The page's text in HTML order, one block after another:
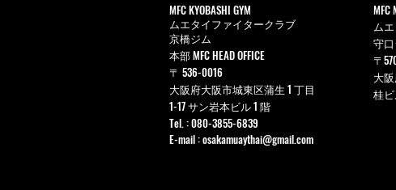
MFC KYOBASHI GYM
ムエタイファイタークラブ
京橋ジム
本部 MFC HEAD OFFICE
〒 536-0016
大阪府大阪市城東区蒲生 1 丁目
1-17 サン岩本ビル 1 階
Tel. : 080-3855-6839
E-mail :osakamuaythai@gmail.com
MFC
ム
守
〒
大
桂